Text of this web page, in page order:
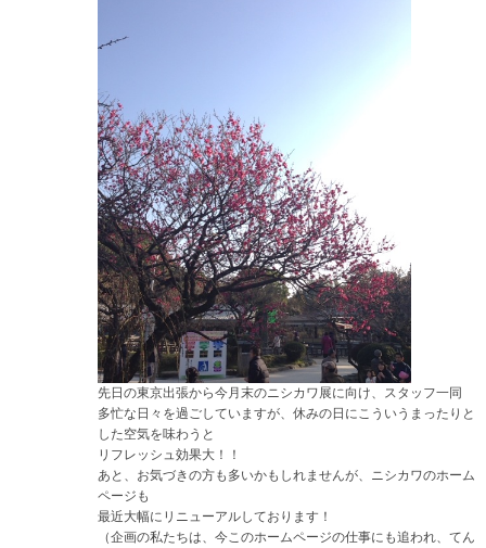
先日の東京出張から今月末のニシカワ展に向け、スタッフ一同
多忙な日々を過ごしていますが、休みの日にこういうまったりと
した空気を味わうと
リフレッシュ効果大！！
あと、お気づきの方も多いかもしれませんが、ニシカワのホーム
ページも
最近大幅にリニューアルしております！
（企画の私たちは、今このホームページの仕事にも追われ、てん